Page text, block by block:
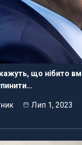
що нібито
Лип 1, 2023